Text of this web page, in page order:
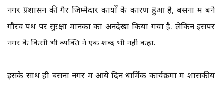
नगर प्रशासन की गैर जिम्मेदार कार्यों के कारण हुआ है, बसना में बने
गौरव पथ पर सुरक्षा मानकों का अनदेखा किया गया है. लेकिन इसपर
नगर के किसी भी व्यक्ति ने एक शब्द भी नही कहा.
इसके साथ ही बसना नगर में आये दिन धार्मिक कार्यक्रमों में शासकीय